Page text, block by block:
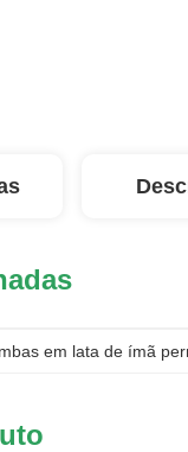
em lata de ímã